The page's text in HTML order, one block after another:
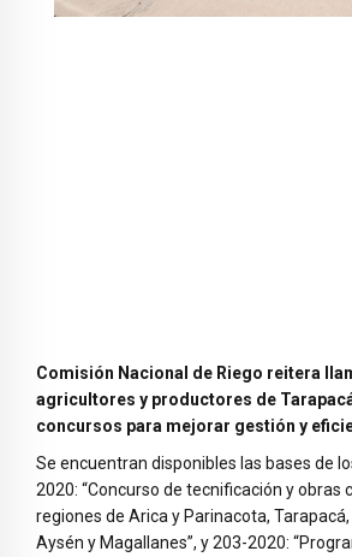
Comisión Nacional de Riego reitera
agricultores y productores de
concursos para mejorar gestión y
Se encuentran disponibles las bases de
2020: “Concurso de tecnificación y obras
regiones de Arica y Parinacota,
Aysén y Magallanes”, y 203-2020: